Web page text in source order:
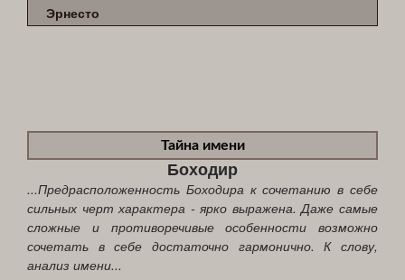
Эрнесто
Тайна имени
Боходир
...Предрасположенность Боходира к сочетанию в себе
сильных черт характера - ярко выражена. Даже самые
сложные и противоречивые особенности возможно
сочетать в себе достаточно гармонично. К слову,
анализ имени...